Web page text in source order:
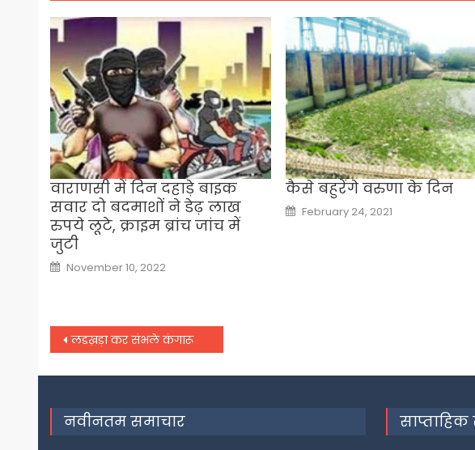
वाराणसी में दिन दहाड़े बाइक
सवार दो बदमाशों ने डेढ़ लाख
रुपये लूटे, क्राइम ब्रांच जांच में
जुटी
Posted
on
November 10, 2022
कैसे बहुरेंगे वरुणा के दिन
Posted
on
February 24, 2021
Post
navigation
लडख़ड़ा कर संभले कंगारू
नवीनतम समाचार